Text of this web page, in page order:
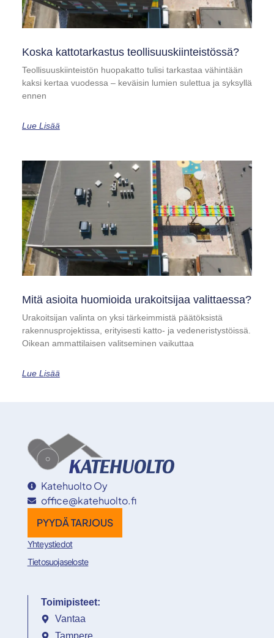
Koska kattotarkastus teollisuuskiinteistössä?
Teollisuuskiinteistön huopakatto tulisi tarkastaa vähintään
kaksi kertaa vuodessa – keväisin lumien sulettua ja syksyllä
ennen
Lue Lisää
Mitä asioita huomioida urakoitsijaa valittaessa?
Urakoitsijan valinta on yksi tärkeimmistä päätöksistä
rakennusprojektissa, erityisesti katto- ja vedeneristystöissä.
Oikean ammattilaisen valitseminen vaikuttaa
Lue Lisää
Katehuolto Oy
office@katehuolto.fi
PYYDÄ TARJOUS
Yhteystiedot
Tietosuojaseloste
Toimipisteet:
Vantaa